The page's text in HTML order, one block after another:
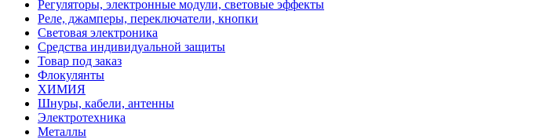
Регуляторы, электронные модули, световые эффекты
Реле, джамперы, переключатели, кнопки
Световая электроника
Средства индивидуальной защиты
Товар под заказ
Флокулянты
ХИМИЯ
Шнуры, кабели, антенны
Электротехника
Металлы